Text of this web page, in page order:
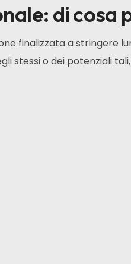
di cosa
finalizzata a stringere
stessi o dei potenziali